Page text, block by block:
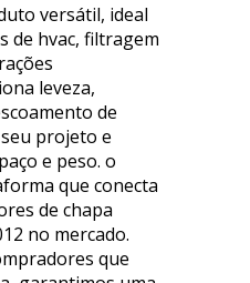
versátil, ideal
de hvac, filtragem
leveza,
de
projeto e
e peso. o
que conecta
de chapa
no mercado.
que